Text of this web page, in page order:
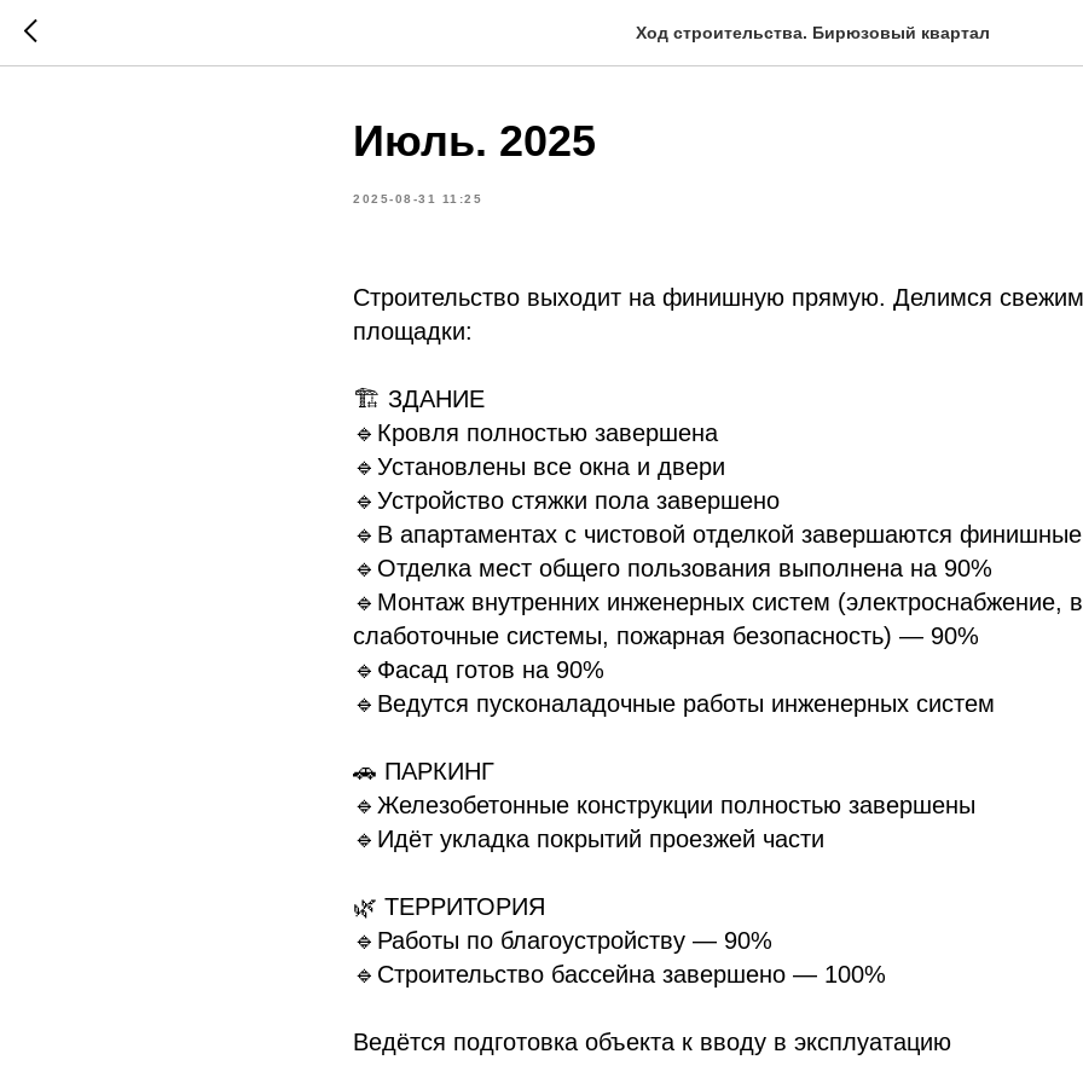
Ход строительства. Бирюзовый квартал
Июль. 2025
2025-08-31 11:25
Строительство выходит на финишную прямую. Делимся
площадки:
🏗 ЗДАНИЕ
🔹Кровля полностью завершена
🔹Установлены все окна и двери
🔹Устройство стяжки пола завершено
🔹В апартаментах с чистовой отделкой завершаются
🔹Отделка мест общего пользования выполнена на 90%
🔹Монтаж внутренних инженерных систем (электроснабжение,
слаботочные системы, пожарная безопасность) — 90%
🔹Фасад готов на 90%
🔹Ведутся пусконаладочные работы инженерных систем
🚗 ПАРКИНГ
🔹Железобетонные конструкции полностью завершены
🔹Идёт укладка покрытий проезжей части
🌿 ТЕРРИТОРИЯ
🔹Работы по благоустройству — 90%
🔹Строительство бассейна завершено — 100%
Ведётся подготовка объекта к вводу в эксплуатацию